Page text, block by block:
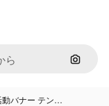
画像で
動バナー テン…